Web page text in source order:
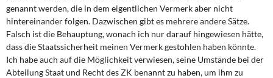
genannt werden, die in dem eigentlichen Vermerk aber nicht
hintereinander folgen. Dazwischen gibt es mehrere andere Sätze.
Falsch ist die Behauptung, wonach ich nur darauf hingewiesen hätte,
dass die Staatssicherheit meinen Vermerk gestohlen haben könnte.
Ich habe auch auf die Möglichkeit verwiesen, seine Umstände bei der
Abteilung Staat und Recht des ZK benannt zu haben, um ihm zu